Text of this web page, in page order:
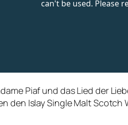
Piaf und das Lied der
den Islay Single Malt Scotch